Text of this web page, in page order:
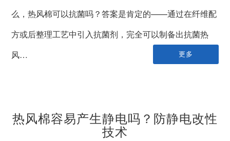
么，热风棉可以抗菌吗？答案是肯定的——通过在纤维配
方或后整理工艺中引入抗菌剂，完全可以制备出抗菌热
风…
更多
热风棉容易产生静电吗？防静电改性
技术